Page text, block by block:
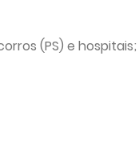
(PS) e hospitais;